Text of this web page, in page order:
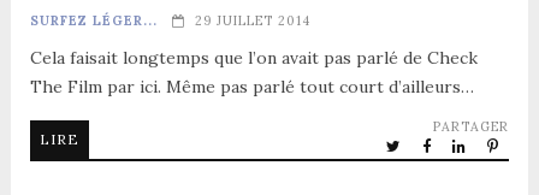
SURFEZ LÉGER... 29 JUILLET 2014
Cela faisait longtemps que l’on avait pas parlé de Check
The Film par ici. Même pas parlé tout court d’ailleurs…
LIRE
PARTAGER